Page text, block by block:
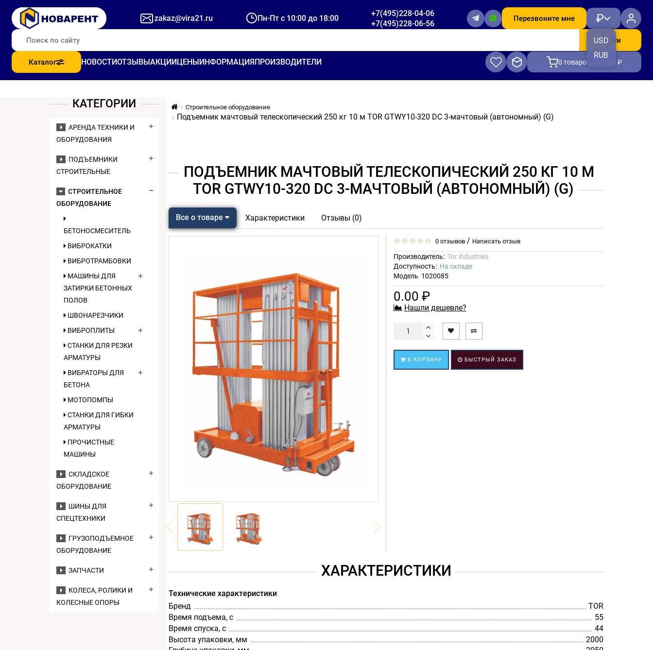
zakaz@vira21.ru Пн-Пт с 10:00 до 18:00
+7(495)228-04-06
+7(495)228-06-56
Перезвоните мне ₽
USD
RUB
Найти
Каталог НОВОСТИОТЗЫВЫАКЦИИЦЕНЫИНФОРМАЦИЯПРОИЗВОДИТЕЛИ 0 товаров, на 0.00 ₽
КАТЕГОРИИ
АРЕНДА ТЕХНИКИ И
ОБОРУДОВАНИЯ
ПОДЪЕМНИКИ
СТРОИТЕЛЬНЫЕ
СТРОИТЕЛЬНОЕ
ОБОРУДОВАНИЕ
БЕТОНОСМЕСИТЕЛЬ
ВИБРОКАТКИ
ВИБРОТРАМБОВКИ
МАШИНЫ ДЛЯ
ЗАТИРКИ БЕТОННЫХ
ПОЛОВ
ШВОНАРЕЗЧИКИ
ВИБРОПЛИТЫ
СТАНКИ ДЛЯ РЕЗКИ
АРМАТУРЫ
ВИБРАТОРЫ ДЛЯ
БЕТОНА
МОТОПОМПЫ
СТАНКИ ДЛЯ ГИБКИ
АРМАТУРЫ
ПРОЧИСТНЫЕ
МАШИНЫ
СКЛАДСКОЕ
ОБОРУДОВАНИЕ
ШИНЫ ДЛЯ
СПЕЦТЕХНИКИ
ГРУЗОПОДЪЕМНОЕ
ОБОРУДОВАНИЕ
ЗАПЧАСТИ
КОЛЕСА, РОЛИКИ И
КОЛЕСНЫЕ ОПОРЫ
Строительное оборудование
Подъемник мачтовый телескопический 250 кг 10 м TOR GTWY10-320 DC 3-мачтовый (автономный) (G)
ПОДЪЕМНИК МАЧТОВЫЙ ТЕЛЕСКОПИЧЕСКИЙ 250 КГ 10 М
TOR GTWY10-320 DC 3-МАЧТОВЫЙ (АВТОНОМНЫЙ) (G)
Все о товаре Характеристики Отзывы (0)
0 отзывов / Написать отзыв
Производитель: Tor industries
Доступность: На складе
Модель 1020085
0.00 ₽
Нашли дешевле?
В КОРЗИНУ БЫСТРЫЙ ЗАКАЗ
ХАРАКТЕРИСТИКИ
Технические характеристики
Бренд
TOR
Время подъема, с
55
Время спуска, с
44
Высота упаковки, мм
2000